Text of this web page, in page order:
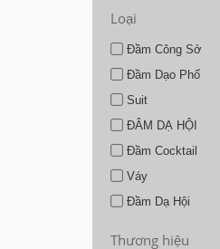
Loại
Đầm Công Sở
Đầm Dạo Phố
Suit
ĐÂM DẠ HỘI
Đầm Cocktail
Váy
Đầm Dạ Hội
Thương hiệu